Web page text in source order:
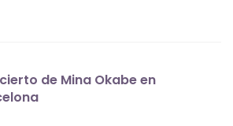
de Mina Okabe en